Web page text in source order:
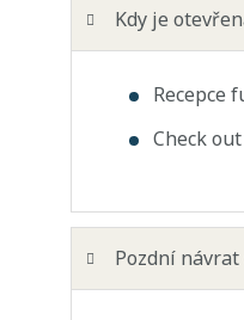
Kdy je
Recepce
Check
Pozdní